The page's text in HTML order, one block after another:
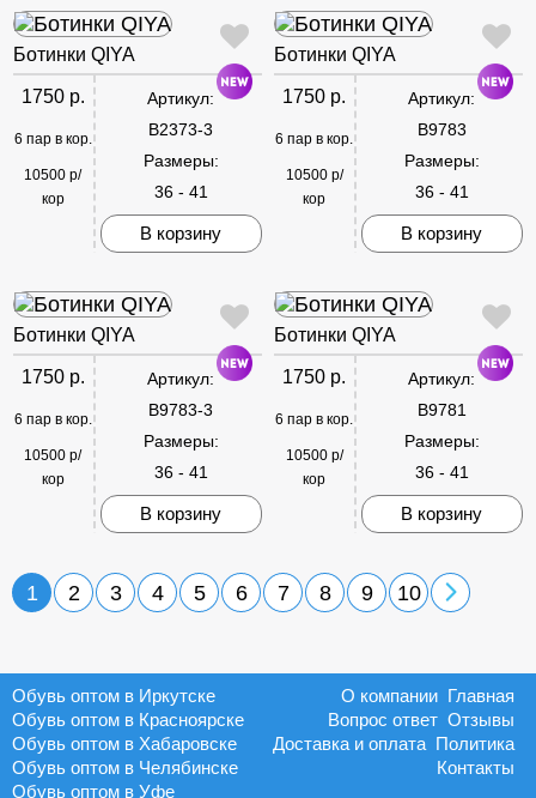
Ботинки QIYA
1750 р.
6 пар в кор.
10500 р/
кор
Артикул:
B2373-3
Размеры:
36 - 41
В корзину
Ботинки QIYA
1750 р.
6 пар в кор.
10500 р/
кор
Артикул:
B9783
Размеры:
36 - 41
В корзину
Ботинки QIYA
1750 р.
6 пар в кор.
10500 р/
кор
Артикул:
B9783-3
Размеры:
36 - 41
В корзину
Ботинки QIYA
1750 р.
6 пар в кор.
10500 р/
кор
Артикул:
B9781
Размеры:
36 - 41
В корзину
1 2 3 4 5 6 7 8 9 10
Обувь оптом в Иркутске
Обувь оптом в Красноярске
Обувь оптом в Хабаровске
Обувь оптом в Челябинске
Обувь оптом в Уфе
Главная
О компании
Отзывы
Вопрос ответ
Политика
Доставка и оплата
Контакты